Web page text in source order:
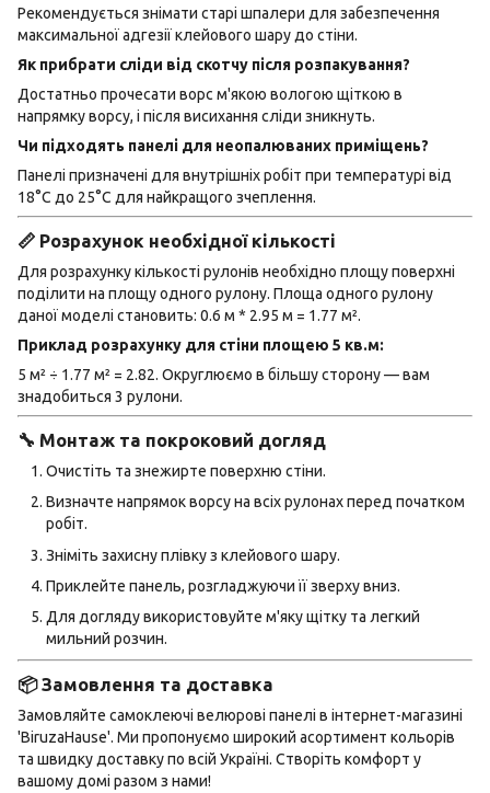
Рекомендується знімати старі шпалери для забезпечення
максимальної адгезії клейового шару до стіни.
Як прибрати сліди від скотчу після розпакування?
Достатньо прочесати ворс м'якою вологою щіткою в
напрямку ворсу, і після висихання сліди зникнуть.
Чи підходять панелі для неопалюваних приміщень?
Панелі призначені для внутрішніх робіт при температурі від
18°C до 25°C для найкращого зчеплення.
📏 Розрахунок необхідної кількості
Для розрахунку кількості рулонів необхідно площу поверхні
поділити на площу одного рулону. Площа одного рулону
даної моделі становить: 0.6 м * 2.95 м = 1.77 м².
Приклад розрахунку для стіни площею 5 кв.м:
5 м² ÷ 1.77 м² = 2.82. Округлюємо в більшу сторону — вам
знадобиться 3 рулони.
🔧 Монтаж та покроковий догляд
Очистіть та знежирте поверхню стіни.
Визначте напрямок ворсу на всіх рулонах перед початком
робіт.
Зніміть захисну плівку з клейового шару.
Приклейте панель, розгладжуючи її зверху вниз.
Для догляду використовуйте м'яку щітку та легкий
мильний розчин.
📦 Замовлення та доставка
Замовляйте самоклеючі велюрові панелі в інтернет-магазині
'BiruzaHause'. Ми пропонуємо широкий асортимент кольорів
та швидку доставку по всій Україні. Створіть комфорт у
вашому домі разом з нами!